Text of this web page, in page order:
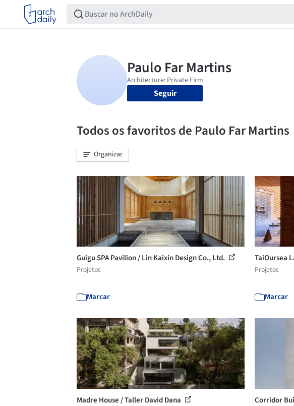
Seguir
Todos os favoritos de Paulo Far Martins
Organizar
Guigu SPA Pavilion / Lin Kaixin Design Co., Ltd.
Projetos
Marcar
TaiOursea
Projetos
Marcar
Madre House / Taller David Dana Corridor